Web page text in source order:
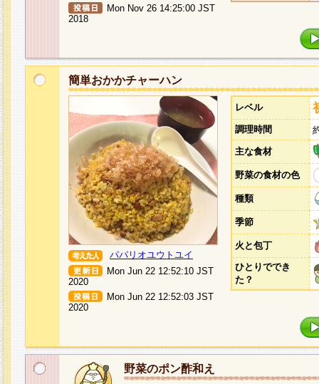
Mon Nov 26 14:25:00 JST
2018
簡単おかかチャーハン
パパリオユウトユイ
Mon Jun 22 12:52:10 JST
2020
Mon Jun 22 12:52:03 JST
2020
レベル
調理時間
主な食材
野菜の食材の色
種類
季節
火と包丁
ひとりででき
た？
野菜のポン酢和え